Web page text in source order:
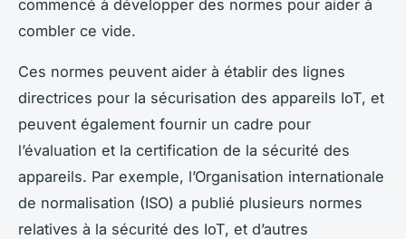
commencé à développer des normes pour aider à
combler ce vide.
Ces normes peuvent aider à établir des lignes
directrices pour la sécurisation des appareils IoT, et
peuvent également fournir un cadre pour
l’évaluation et la certification de la sécurité des
appareils. Par exemple, l’Organisation internationale
de normalisation (ISO) a publié plusieurs normes
relatives à la sécurité des IoT, et d’autres